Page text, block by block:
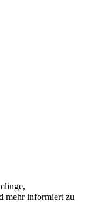
mehr informiert zu